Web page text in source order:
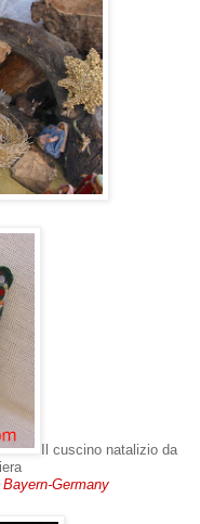
Il cuscino natalizio da
Germany